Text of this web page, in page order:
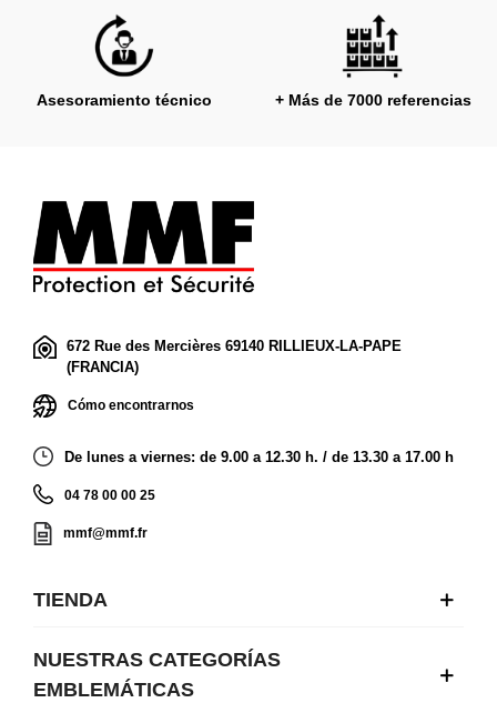
Asesoramiento técnico + Más de 7000 referencias
672 Rue des Mercières 69140 RILLIEUX-LA-PAPE
(FRANCIA)
Cómo encontrarnos
De lunes a viernes: de 9.00 a 12.30 h. / de 13.30 a 17.00 h
04 78 00 00 25
mmf@mmf.fr
TIENDA
NUESTRAS CATEGORÍAS
EMBLEMÁTICAS